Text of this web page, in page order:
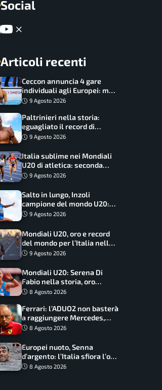
Social
Articoli recenti
Ceccon annuncia 4 gare
individuali agli Europei: ma
c’è una grossa rinuncia
9 Agosto 2026
Paltrinieri nella storia:
eguagliato il record di
medaglie di Federica
9 Agosto 2026
Italia sublime nei Mondiali
U20 di atletica: seconda
dietro solo agli USA nel
9 Agosto 2026
Salto in lungo, Inzoli
campione del mondo U20:
basta un centimetro
9 Agosto 2026
Mondiali U20, oro e record
del mondo per l’Italia nella
4×100 mista: Doualla
9 Agosto 2026
Mondiali U20: Serena Di
Fabio nella storia, oro
dominio totale nei 5000 di
8 Agosto 2026
Ferrari: l’ADUO2 non basterà
a raggiungere Mercedes,
novità per la Macarena
8 Agosto 2026
Europei nuoto, Senna
d’argento: l’Italia sfiora l’oro
nella staffetta, Paltrinieri
8 Agosto 2026